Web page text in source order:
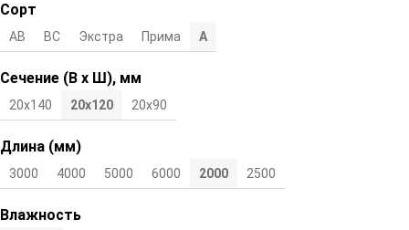
Сорт
АВ ВС Экстра Прима А
Сечение (В х Ш), мм
20х140 20х120 20х90
Длина (мм)
3000 4000 5000 6000 2000 2500
Влажность